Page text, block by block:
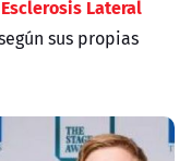
Esclerosis Lateral
sus propias